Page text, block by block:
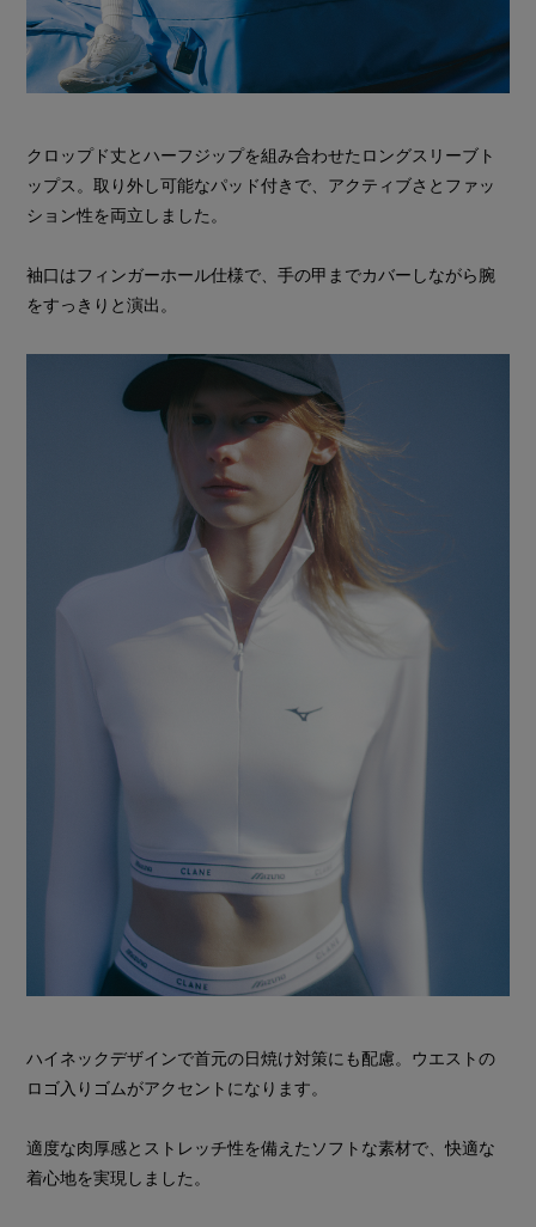
クロップド丈とハーフジップを組み合わせたロングスリーブト
ップス。取り外し可能なパッド付きで、アクティブさとファッ
ション性を両立しました。
袖口はフィンガーホール仕様で、手の甲までカバーしながら腕
をすっきりと演出。
ハイネックデザインで首元の日焼け対策にも配慮。ウエストの
ロゴ入りゴムがアクセントになります。
適度な肉厚感とストレッチ性を備えたソフトな素材で、快適な
着心地を実現しました。